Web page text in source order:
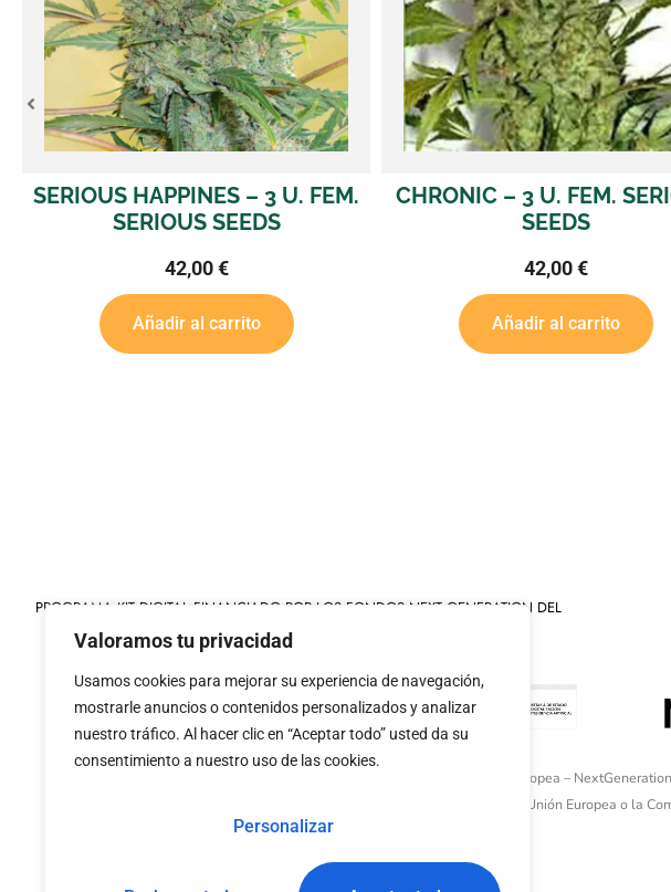
Valoramos tu privacidad
Usamos cookies para mejorar su experiencia de navegación,
mostrarle anuncios o contenidos personalizados y analizar
nuestro tráfico. Al hacer clic en “Aceptar todo” usted da su
consentimiento a nuestro uso de las cookies.
Personalizar
– 3 U. FEM.
SEEDS
al carrito
CHRONIC – 3 U. FEM. SERIOUS
Añadir al carrito
PROGRAMA KIT DIGITAL FINANCIADO POR LOS FONDOS NEXT GENERATION DEL
MECANISMO DE RECUPERACIÓN Y RESILIENCIA
«financiado por la
«Financiado por la Unión Europea –
necesariamente los de la Unión Europea o la